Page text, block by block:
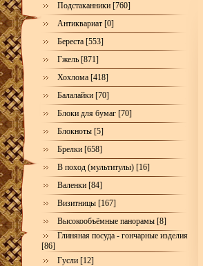
Подстаканники [760]
Антиквариат [0]
Береста [553]
Гжель [871]
Хохлома [418]
Балалайки [70]
Блоки для бумаг [70]
Блокноты [5]
Брелки [658]
В поход (мультитулы) [16]
Валенки [84]
Визитницы [167]
Высокообъёмные панорамы [8]
Глиняная посуда - гончарные изделия
[86]
Гусли [12]